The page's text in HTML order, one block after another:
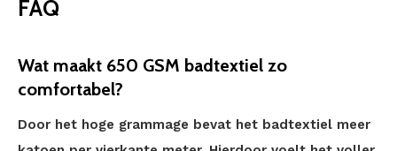
FAQ
Wat maakt 650 GSM badtextiel zo
comfortabel?
Door het hoge grammage bevat het badtextiel meer